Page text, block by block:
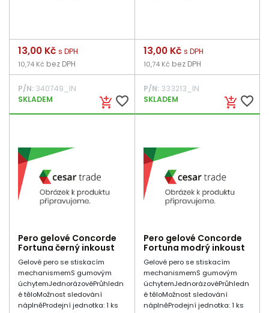
add_shopping_cart favorite_border
Cena
13,00 Kč s DPH
10,74 Kč bez DPH
P/N: 340749_IN
SKLADEM
add_shopping_cart favorite_border
Cena
13,00 Kč s DPH
10,74 Kč bez DPH
P/N:333213_IN
SKLADEM
Pero gelové Concorde
Fortuna černý inkoust
Gelové pero se stiskacím
mechanismemS gumovým
úchytemJednorázovéPrůhledn
é těloMožnost sledování
náplněProdejní jednotka: 1 ks
Pero gelové Concorde
Fortuna modrý inkoust
Gelové pero se stiskacím
mechanismemS gumovým
úchytemJednorázovéPrůhledn
é těloMožnost sledování
náplněProdejní jednotka: 1 ks